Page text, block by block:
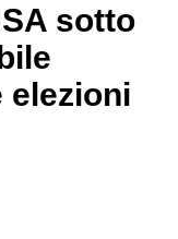
sotto
elezioni